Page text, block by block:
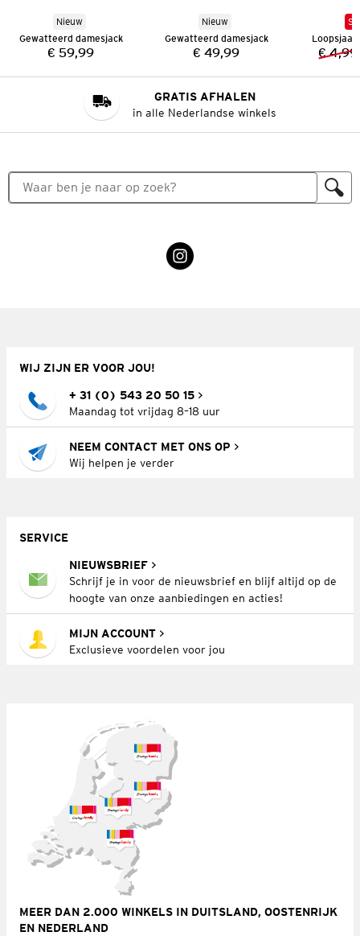
Nieuw
Gewatteerd damesjack
Prijs:
€ 59,99
Nieuw
Gewatteerd damesjack
Prijs:
€ 49,99
Loopsjaal
€ 4,99
GRATIS AFHALEN
in alle Nederlandse winkels
WIJ ZIJN ER VOOR JOU!
+ 31 (0) 543 20 50 15
Maandag tot vrijdag 8–18 uur
NEEM CONTACT MET ONS OP
Wij helpen je verder
SERVICE
NIEUWSBRIEF
Schrijf je in voor de nieuwsbrief en blijf altijd op de
hoogte van onze aanbiedingen en acties!
MIJN ACCOUNT
Exclusieve voordelen voor jou
MEER DAN 2.000 WINKELS IN DUITSLAND, OOSTENRIJK
EN NEDERLAND